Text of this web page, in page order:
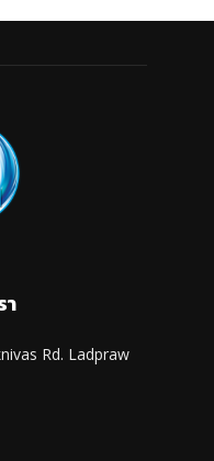
า
Rd. Ladpraw